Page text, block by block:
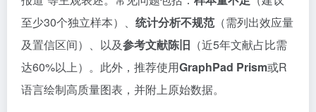
至少30个独立样本）、 统计分析不规范 （需列出效应量
及置信区间）、以及参考文献陈旧 （近5年文献占比需
达60%以上）。此外，推荐使用GraphPad Prism或R
语言绘制高质量图表，并附上原始数据。